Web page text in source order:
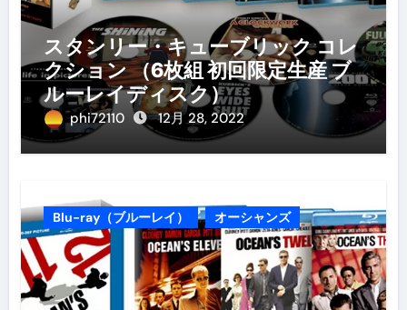
スタンリー・キューブリック コレ
クション （6枚組 初回限定生産 ブ
ルーレイディスク）
phi72110 12月 28, 2022
Blu-ray（ブルーレイ） オーシャンズ